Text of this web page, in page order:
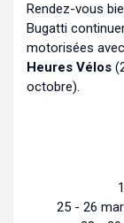
Rendez-vous
Bugatti
motorisées
Heures Vélos
octobre).
25 - 26